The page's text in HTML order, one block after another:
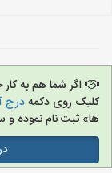
اگر شما هم به
کلیک روی دکمهدرج
ها» ثبت نام نموده